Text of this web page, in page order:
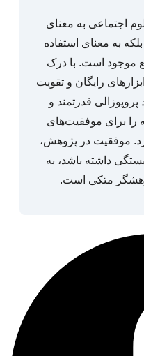
اجتماعی به معنای
به معنای استفاده
موجود است. با درک
رایگان و تقویت
قدرتمند و
را برای موفقیت‌های
موفقیت در پژوهش،
داشته باشد، به
متکی است.